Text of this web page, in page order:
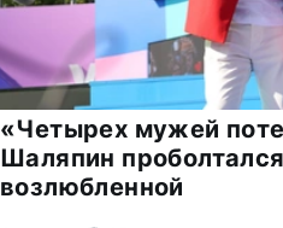
«Четырех мужей
Шаляпин
возлюбленной